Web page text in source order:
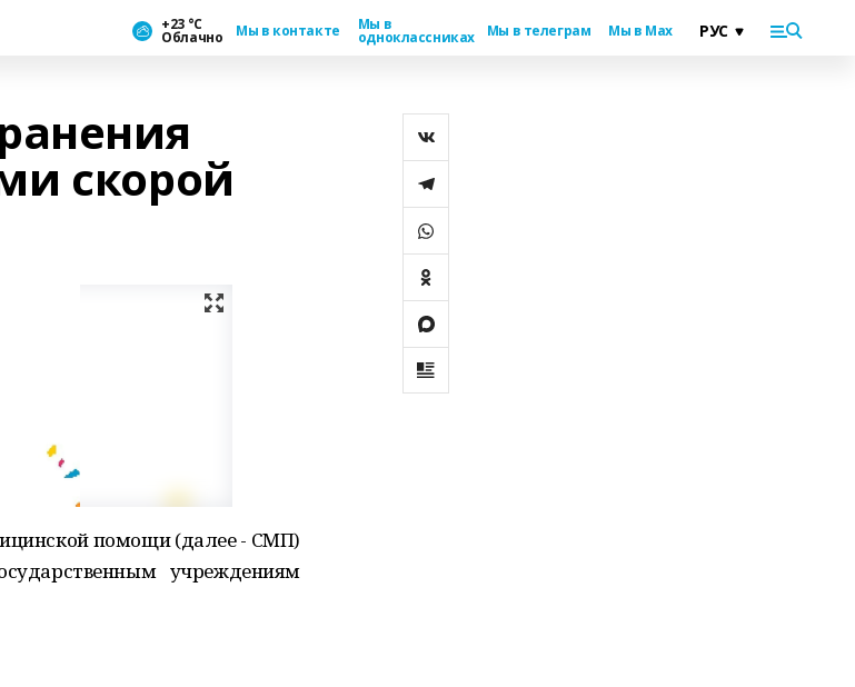
+23 °С
Облачно Мы в контакте Мы в
одноклассниках Мы в телеграм Мы в Max
скорой
помощи (далее - СМП)
учреждениям